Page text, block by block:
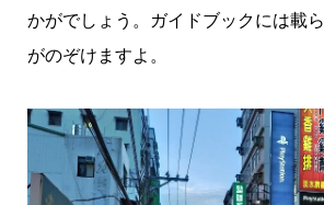
かがでしょう。ガイドブックには載
がのぞけますよ。